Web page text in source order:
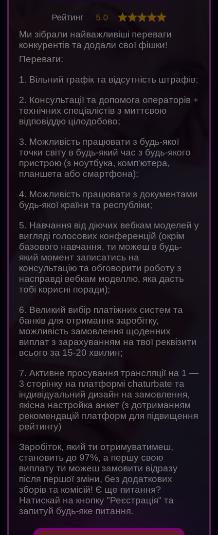
Ми зібрали найважливіші переваги
конкурентів та додали свої фішки!
Переваги:
1. Вільний графік та відсутність штрафів;
2. Консультації та допомога операторів +
технічних спеціалістів з миттєвою
відповіддю цілодобово;
3. Можливість працювати з будь-якої
точки світу в будь-який час з будь-якого
пристрою (з ноутбука, комп'ютера,
планшета або смартфона);
4. Можливість працювати з документами
будь-якої країни та республіки;
5. Навчання від діючих вебкам моделей у
вигляді голосових конференцій (окрім
базового навчання, ти можеш в будь-
який момент записатись на
консультацію та обговорити роботу з
насправді вебкам моделлю, яка дасть
тобі корисні поради);
6. Великий вибір платіжних систем та
банків для отримання заробітку,
можливість замовлення щоденних
виплат з зарахуванням на твої реквізити
всього за 15-20 хвилин;
7. Активне просування трансляції на 1 —
3 сторінку на платформі chaturbate та
індивідуальний дизайн на замовлення,
якісна настройка анкет (з дотриманням
рекомендацій платформ для підвищення
рейтингу)
Заробіток, який ти отримуватимеш,
становить до 97%, а першу свою
виплату ти можеш замовити відразу
після першої зміни, без додаткових
зборів та комісій! Є ще питання?
Натискай на кнопку "Реєстрація" та
запитуй будь-яке питання.
Рейтинг 5.0